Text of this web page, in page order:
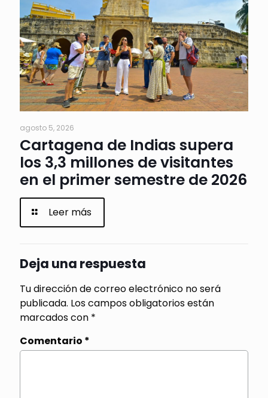
agosto 5, 2026
Cartagena de Indias supera
los 3,3 millones de visitantes
en el primer semestre de 2026
Leer más
Deja una respuesta
Tu dirección de correo electrónico no será
publicada. Los campos obligatorios están
marcados con *
Comentario *